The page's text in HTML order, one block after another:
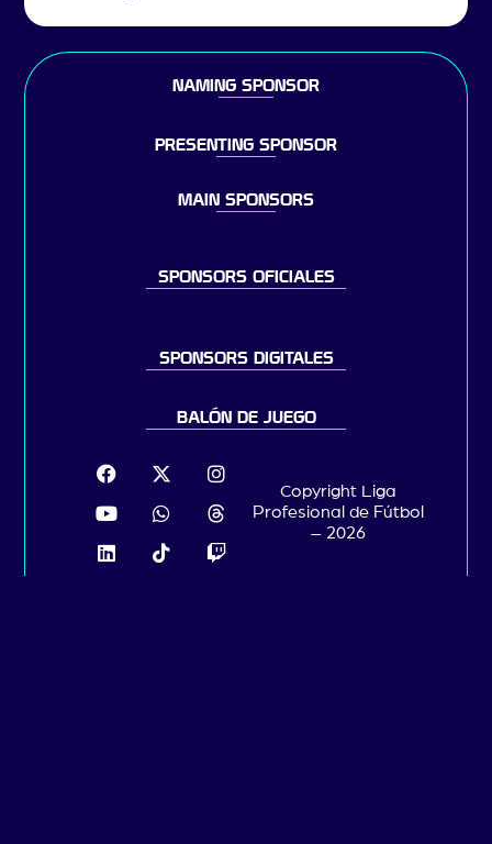
NAMING SPONSOR
PRESENTING SPONSOR
MAIN SPONSORS
SPONSORS OFICIALES
SPONSORS DIGITALES
BALÓN DE JUEGO
Copyright Liga
Profesional de Fútbol
– 2026